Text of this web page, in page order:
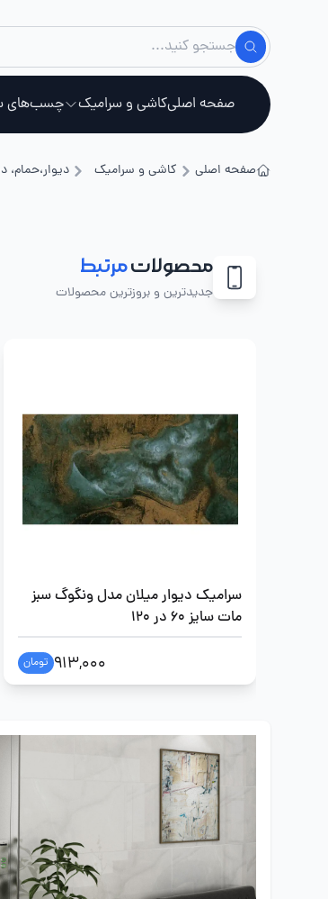
صفحه اصلیکاشی و سرامیک چسب‌های
صفحه اصلی کاشی و سرامیک دیوار،حمام،
محصولاتمرتبط
جدیدترین و بروزترین محصولات
سرامیک دیوار میلان مدل ونگوگ سبز
مات سایز 60 در 120
913,000 تومان